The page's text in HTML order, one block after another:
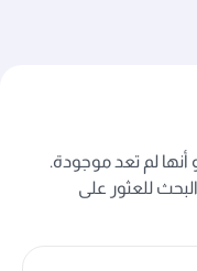
أنها لم تعد موجودة.
للعثور على